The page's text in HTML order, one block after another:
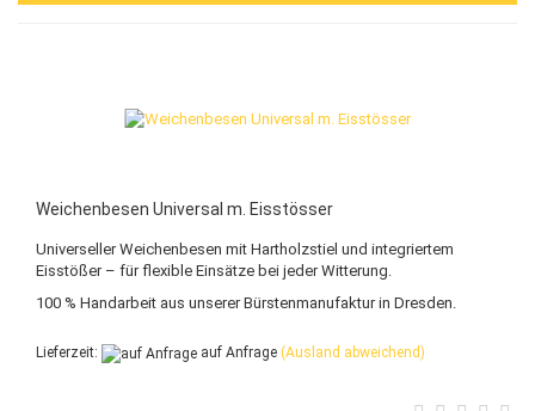
Weichenbesen Universal m. Eisstösser
Universeller Weichenbesen mit Hartholzstiel und integriertem
Eisstößer – für flexible Einsätze bei jeder Witterung.
100 % Handarbeit aus unserer Bürstenmanufaktur in Dresden.
Lieferzeit: auf Anfrage (Ausland abweichend)